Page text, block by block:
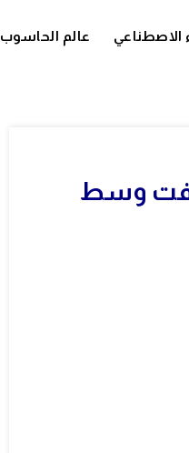
الاصطناعي عالم الحاسوب
وسط